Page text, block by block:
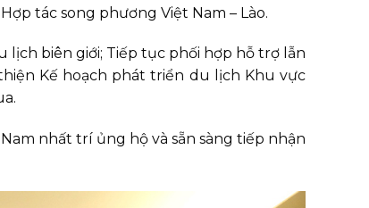
tác song phương Việt Nam – Lào.
lịch biên giới; Tiếp tục phối hợp hỗ trợ lẫn
Kế hoạch phát triển du lịch Khu vực
nhất trí ủng hộ và sẵn sàng tiếp nhận